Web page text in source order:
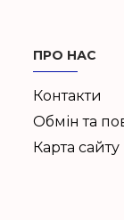
ПРО НАС
Контакти
Обмін та
Карта сайту